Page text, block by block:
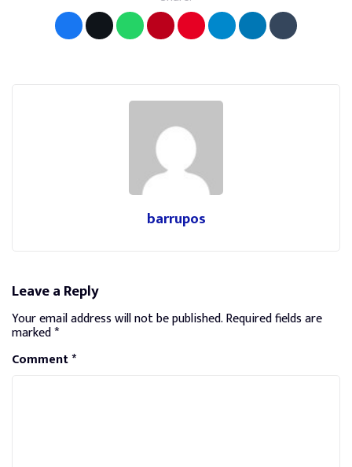
barrupos
Leave a Reply
Your email address will not be published.Required fields are
marked*
Comment*